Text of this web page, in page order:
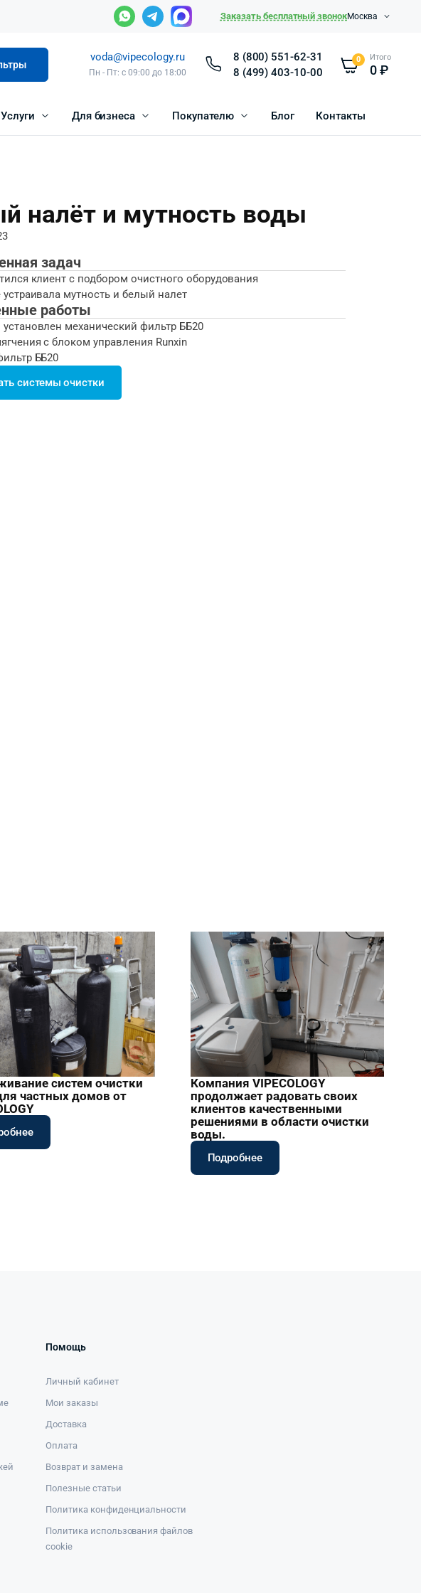
Заказать бесплатный звонокМосква
voda@vipecology.ru
Пн - Пт: с 09:00 до 18:00
8 (800) 551-62-31
8 (499) 403-10-00
0 Итого
0₽
Услуги Для бизнеса Покупателю Блог Контакты
налёт и мутность воды
задач
клиент с подбором очистного оборудования
устраивала мутность и белый налет
работы
механический фильтр ББ20
с блоком управления Runxin
ББ20
системы очистки
систем очистки
частных домов от
Компания VIPECOLOGY
продолжает радовать своих
клиентов качественными
решениями в области очистки
воды.
Подробнее
Помощь
Личный кабинет
Мои заказы
Доставка
Оплата
Возврат и замена
Полезные статьи
Политика конфиденциальности
Политика использования файлов
cookie